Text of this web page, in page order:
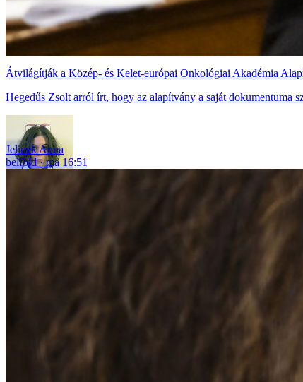
Átvilágítják a Közép- és Kelet-európai Onkológiai Akadémia
Hegedűs Zsolt arról írt, hogy az alapítvány a saját dokumentuma
Jelinek Anna
belföld
ma 16:51